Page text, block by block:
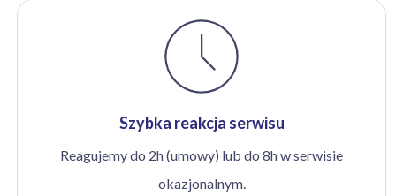
Szybka reakcja serwisu
Reagujemy do 2h (umowy) lub do 8h w serwisie
okazjonalnym.